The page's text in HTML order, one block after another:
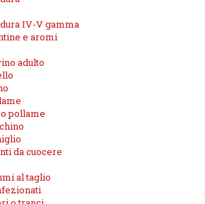
IV-V gamma
e aromi
adulto
pollame
da cuocere
al taglio